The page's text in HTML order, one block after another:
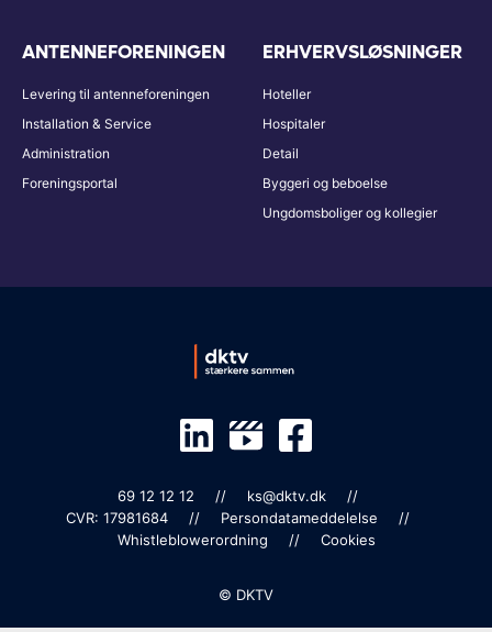
ANTENNEFORENINGEN
Levering til antenneforeningen
Installation & Service
Administration
Foreningsportal
ERHVERVSLØSNINGER
Hoteller
Hospitaler
Detail
Byggeri og beboelse
Ungdomsboliger og kollegier
69 12 12 12
ks@dktv.dk
CVR: 17981684
Persondatameddelelse
Whistleblowerordning
Cookies
© DKTV